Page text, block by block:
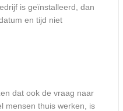
is geïnstalleerd, dan
en tijd niet
dat ook de vraag naar
mensen thuis werken, is